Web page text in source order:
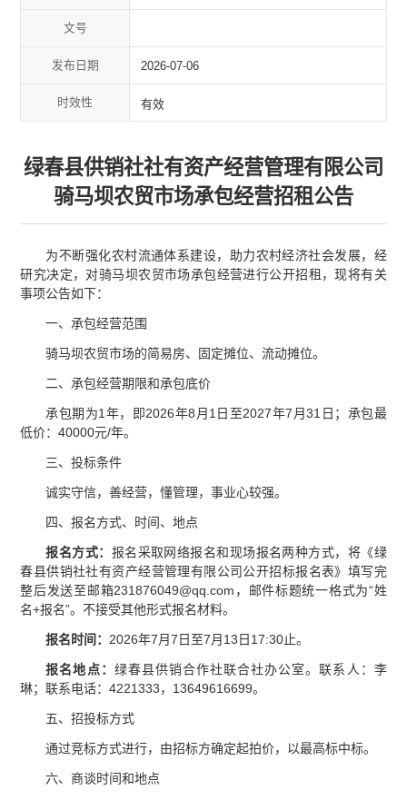
文号
发布日期 2026-07-06
时效性 有效
绿春县供销社社有资产经营管理有限公司
骑马坝农贸市场承包经营招租公告
为不断强化农村流通体系建设，助力农村经济社会发展，经
研究决定，对骑马坝农贸市场承包经营进行公开招租，现将有关
事项公告如下：
一、承包经营范围
骑马坝农贸市场的简易房、固定摊位、流动摊位。
二、承包经营期限和承包底价
承包期为1年，即2026年8月1日至2027年7月31日；承包最
低价：40000元/年。
三、投标条件
诚实守信，善经营，懂管理，事业心较强。
四、报名方式、时间、地点
报名方式： 报名采取网络报名和现场报名两种方式，将《绿
春县供销社社有资产经营管理有限公司公开招标报名表》填写完
整后发送至邮箱231876049@qq.com，邮件标题统一格式为“姓
名+报名”。不接受其他形式报名材料。
报名时间： 2026年7月7日至7月13日17:30止。
报名地点： 绿春县供销合作社联合社办公室。联系人：李
琳；联系电话：4221333，13649616699。
五、招投标方式
通过竞标方式进行，由招标方确定起拍价，以最高标中标。
六、商谈时间和地点